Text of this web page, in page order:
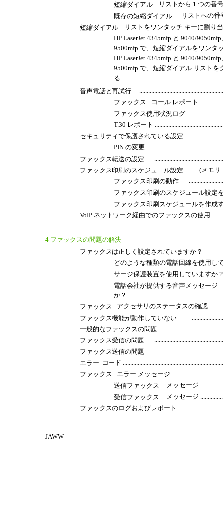
短縮ダイアル
リストから 1 つの番号
既存の短縮ダイアル
リストへの番
短縮ダイアル
リストをワンタッチ キーに割り当
HP LaserJet 4345mfp と 9040/
9500mfp で、短縮ダイアルをワンタッ
HP LaserJet 4345mfp と 9040/
9500mfp で、短縮ダイアル リスト
る
音声電話と再試行
ファックス
コール レポート
ファックス使用状況ログ
T.30 レポート
セキュリティで保護されている設定
PIN の変更
ファックス転送の設定
ファックス印刷のスケジュール設定
(メモリ
ファックス印刷の動作
ファックス印刷のスケジュール設定
ファックス印刷スケジュールを作成
VoIP ネットワーク経由でのファックスの使用
4 ファックスの問題の解決
ファックスは正しく設定されていますか？
どのような種類の電話回線を使用し
サージ保護装置を使用していますか
電話会社が提供する音声メッセージ
か？
ファックス
アクセサリのステータスの確認
ファックス機能が動作していない
一般的なファックスの問題
ファックス受信の問題
ファックス送信の問題
エラー コード
ファックス
エラー メッセージ
送信ファックス
メッセージ
受信ファックス
メッセージ
ファックスのログおよびレポート
JAWW